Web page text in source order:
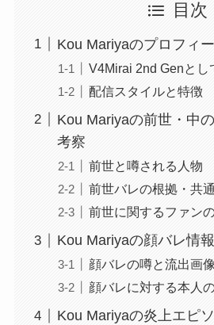
目次
Kou Mariyaのプロフィ
V4Mirai 2nd Genとし
配信スタイルと特徴
Kou Mariyaの前世・中
考察
前世と噂される人物
前世バレの根拠・共
前世に関するファン
Kou Mariyaの顔バレ情報
顔バレの噂と流出画
顔バレに対する本人
Kou Mariyaの炎上エピ